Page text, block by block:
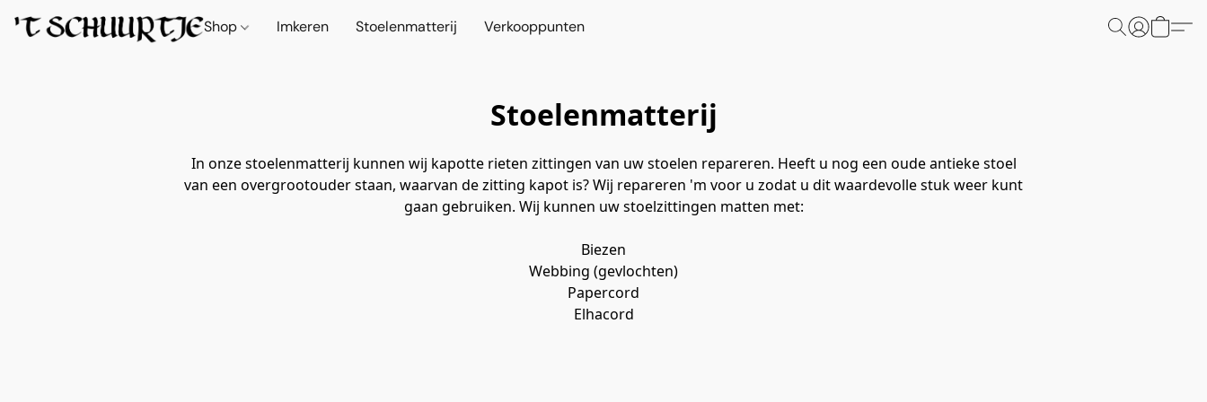
Shop Imkeren Stoelenmatterij Verkooppunten
Stoelenmatterij
In onze stoelenmatterij kunnen wij kapotte rieten zittingen van uw stoelen repareren. Heeft u nog een oude antieke stoel
van een overgrootouder staan, waarvan de zitting kapot is? Wij repareren 'm voor u zodat u dit waardevolle stuk weer kunt
gaan gebruiken. Wij kunnen uw stoelzittingen matten met:
Biezen
Webbing (gevlochten)
Papercord
Elhacord